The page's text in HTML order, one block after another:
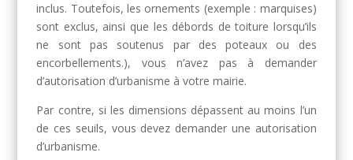
inclus. Toutefois, les ornements (exemple : marquises)
sont exclus, ainsi que les débords de toiture lorsqu’ils
ne sont pas soutenus par des poteaux ou des
encorbellements.), vous n’avez pas à demander
d’autorisation d’urbanisme à votre mairie.
Par contre, si les dimensions dépassent au moins l’un
de ces seuils, vous devez demander une autorisation
d’urbanisme.